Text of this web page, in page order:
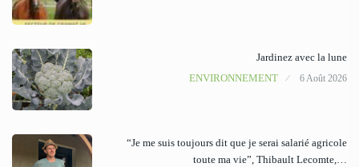
Jardinez avec la lune
ENVIRONNEMENT
6 Août 2026
“Je me suis toujours dit que je serai salarié agricole
toute ma vie”, Thibault Lecomte,…